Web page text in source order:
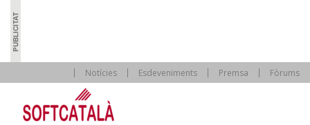
Notícies Esdeveniments Premsa Fòrums